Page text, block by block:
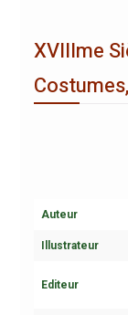
XVIIIme
Auteur
Illustrateur
Editeur